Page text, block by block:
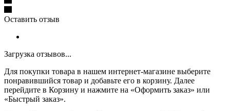
Оставить отзыв
Загрузка отзывов...
Для покупки товара в нашем интернет-магазине выберите
понравившийся товар и добавьте его в корзину. Далее
перейдите в Корзину и нажмите на «Оформить заказ» или
«Быстрый заказ».